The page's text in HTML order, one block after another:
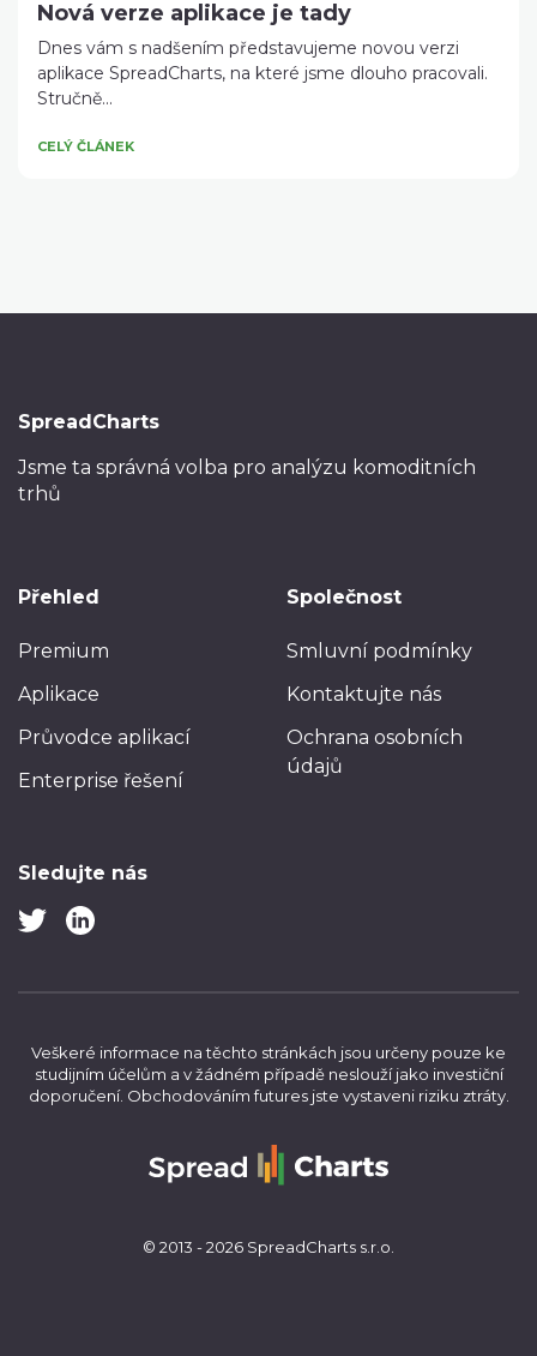
Nová verze aplikace je tady
Dnes vám s nadšením představujeme novou verzi
aplikace SpreadCharts, na které jsme dlouho pracovali.
Stručně...
CELÝ ČLÁNEK
SpreadCharts
Jsme ta správná volba pro analýzu komoditních
trhů
Přehled
Premium
Aplikace
Průvodce aplikací
Enterprise řešení
Společnost
Smluvní podmínky
Kontaktujte nás
Ochrana osobních
údajů
Sledujte nás
Veškeré informace na těchto stránkách jsou určeny pouze ke
studijním účelům a v žádném případě neslouží jako investiční
doporučení. Obchodováním futures jste vystaveni riziku ztráty.
© 2013 - 2026 SpreadCharts s.r.o.